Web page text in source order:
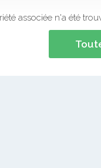
associée n'a été